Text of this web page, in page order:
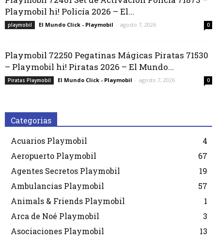
Playmobil hi! Policía 2026 – El...
playmobil El Mundo Click - Playmobil - agosto 7, 2026 0
Playmobil 72250 Pegatinas Mágicas Piratas 71530
– Playmobil hi! Piratas 2026 – El Mundo...
Piratas Playmobil El Mundo Click - Playmobil - agosto 7, 2026 0
Categorias
Acuarios Playmobil
4
Aeropuerto Playmobil
67
Agentes Secretos Playmobil
19
Ambulancias Playmobil
57
Animals & Friends Playmobil
1
Arca de Noé Playmobil
3
Asociaciones Playmobil
13